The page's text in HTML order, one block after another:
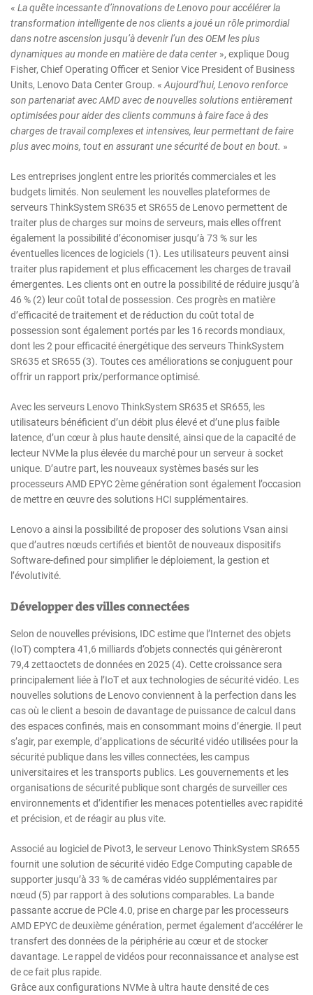
« La quête incessante d’innovations de Lenovo pour accélérer la
transformation intelligente de nos clients a joué un rôle primordial
dans notre ascension jusqu’à devenir l’un des OEM les plus
dynamiques au monde en matière de data center », explique Doug
Fisher, Chief Operating Officer et Senior Vice President of Business
Units, Lenovo Data Center Group. « Aujourd’hui, Lenovo renforce
son partenariat avec AMD avec de nouvelles solutions entièrement
optimisées pour aider des clients communs à faire face à des
charges de travail complexes et intensives, leur permettant de faire
plus avec moins, tout en assurant une sécurité de bout en bout. »
Les entreprises jonglent entre les priorités commerciales et les
budgets limités. Non seulement les nouvelles plateformes de
serveurs ThinkSystem SR635 et SR655 de Lenovo permettent de
traiter plus de charges sur moins de serveurs, mais elles offrent
également la possibilité d’économiser jusqu’à 73 % sur les
éventuelles licences de logiciels (1). Les utilisateurs peuvent ainsi
traiter plus rapidement et plus efficacement les charges de travail
émergentes. Les clients ont en outre la possibilité de réduire jusqu’à
46 % (2) leur coût total de possession. Ces progrès en matière
d’efficacité de traitement et de réduction du coût total de
possession sont également portés par les 16 records mondiaux,
dont les 2 pour efficacité énergétique des serveurs ThinkSystem
SR635 et SR655 (3). Toutes ces améliorations se conjuguent pour
offrir un rapport prix/performance optimisé.
Avec les serveurs Lenovo ThinkSystem SR635 et SR655, les
utilisateurs bénéficient d’un débit plus élevé et d’une plus faible
latence, d’un cœur à plus haute densité, ainsi que de la capacité de
lecteur NVMe la plus élevée du marché pour un serveur à socket
unique. D’autre part, les nouveaux systèmes basés sur les
processeurs AMD EPYC 2ème génération sont également l’occasion
de mettre en œuvre des solutions HCI supplémentaires.
Lenovo a ainsi la possibilité de proposer des solutions Vsan ainsi
que d’autres nœuds certifiés et bientôt de nouveaux dispositifs
Software-defined pour simplifier le déploiement, la gestion et
l’évolutivité.
Développer des villes connectées
Selon de nouvelles prévisions, IDC estime que l’Internet des objets
(IoT) comptera 41,6 milliards d’objets connectés qui génèreront
79,4 zettaoctets de données en 2025 (4). Cette croissance sera
principalement liée à l’IoT et aux technologies de sécurité vidéo. Les
nouvelles solutions de Lenovo conviennent à la perfection dans les
cas où le client a besoin de davantage de puissance de calcul dans
des espaces confinés, mais en consommant moins d’énergie. Il peut
s’agir, par exemple, d’applications de sécurité vidéo utilisées pour la
sécurité publique dans les villes connectées, les campus
universitaires et les transports publics. Les gouvernements et les
organisations de sécurité publique sont chargés de surveiller ces
environnements et d’identifier les menaces potentielles avec rapidité
et précision, et de réagir au plus vite.
Associé au logiciel de Pivot3, le serveur Lenovo ThinkSystem SR655
fournit une solution de sécurité vidéo Edge Computing capable de
supporter jusqu’à 33 % de caméras vidéo supplémentaires par
nœud (5) par rapport à des solutions comparables. La bande
passante accrue de PCle 4.0, prise en charge par les processeurs
AMD EPYC de deuxième génération, permet également d’accélérer le
transfert des données de la périphérie au cœur et de stocker
davantage. Le rappel de vidéos pour reconnaissance et analyse est
de ce fait plus rapide.
Grâce aux configurations NVMe à ultra haute densité de ces